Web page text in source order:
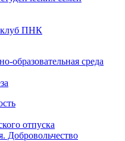
клуб ПНК
образовательная среда
отпуска
Добровольчество